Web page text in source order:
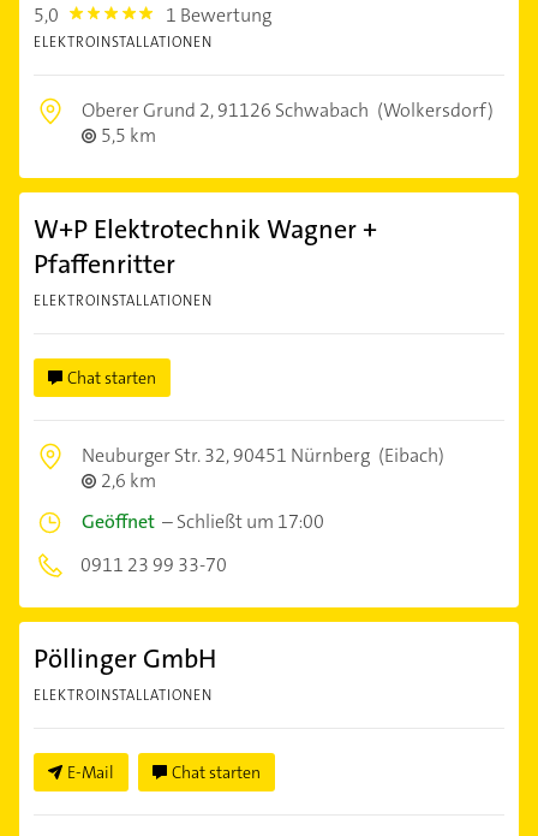
5,0 5.0 1 Bewertung
ELEKTROINSTALLATIONEN
Oberer Grund 2,91126 Schwabach (Wolkersdorf)
5,5 km
W+P Elektrotechnik Wagner +
Pfaffenritter
ELEKTROINSTALLATIONEN
Chat starten
Neuburger Str. 32,90451 Nürnberg (Eibach)
2,6 km
Geöffnet –Schließt um 17:00
0911 23 99 33-70
Pöllinger GmbH
ELEKTROINSTALLATIONEN
E-Mail Chat starten